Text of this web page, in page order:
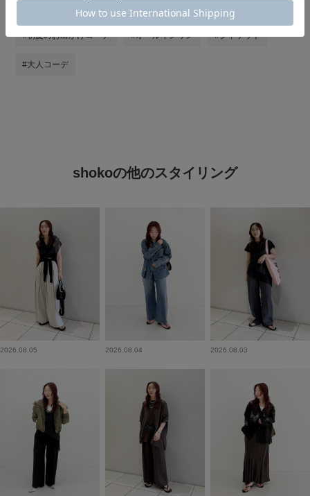
#初夏のお出かけコーデ #オールインワン #ジャケット
#大人コーデ
shokoの他のスタイリング
2026.08.05 2026.08.04 2026.08.03